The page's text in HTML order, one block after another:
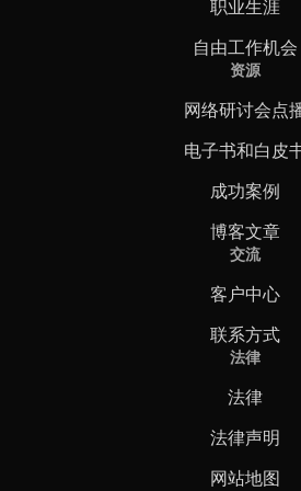
职业生涯
自由工作机会
资源
网络研讨会点
电子书和白皮
成功案例
博客文章
交流
客户中心
联系方式
法律
法律
法律声明
网站地图